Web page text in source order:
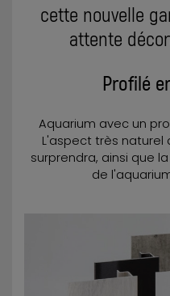
cette nouvelle
attente
Profilé
Aquarium avec un
L'aspect très naturel
surprendra, ainsi que
de